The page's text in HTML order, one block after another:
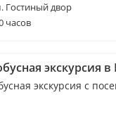
Гостиный двор
часов
экскурсия
экскурсия с